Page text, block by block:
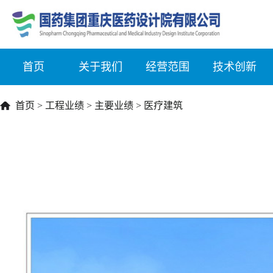
首页 关于我们 经营范围 技术创新
首页 > 工程业绩 > 主要业绩 > 医疗建筑